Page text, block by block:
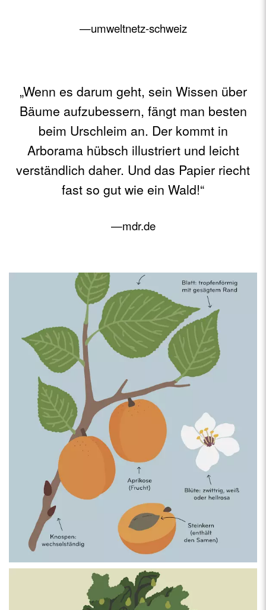
—umweltnetz-schweiz
„Wenn es darum geht, sein Wissen über
Bäume aufzubessern, fängt man besten
beim Urschleim an. Der kommt in
Arborama hübsch illustriert und leicht
verständlich daher. Und das Papier riecht
fast so gut wie ein Wald!“
—mdr.de